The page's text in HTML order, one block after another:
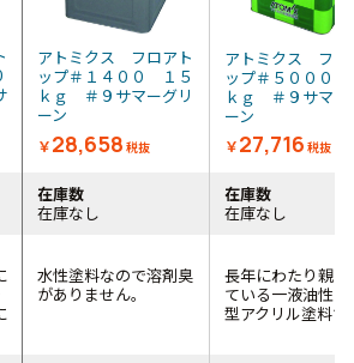
アトミクス フロアト
ップ＃１４００ １５
ｋｇ ＃９サマーグリ
ーン
￥28,658 税抜
アトミクス フロ
ップ＃５０００
ｋｇ ＃９サマー
ーン
￥27,716 税抜
在庫数
在庫なし
在庫数
在庫なし
水性塗料なので溶剤臭
がありません。
長年にわたり親し
ている一液油性(
型アクリル塗料で